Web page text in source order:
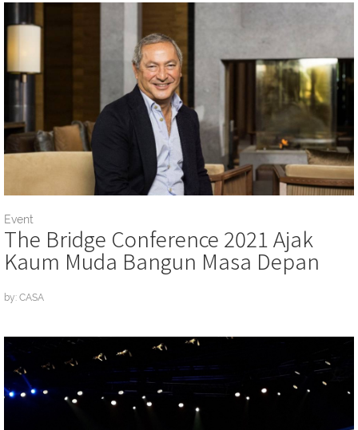
Event
The Bridge Conference 2021 Ajak
Kaum Muda Bangun Masa Depan
by: CASA